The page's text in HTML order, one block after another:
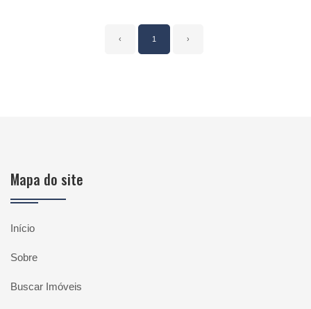
‹ 1 ›
Mapa do site
Início
Sobre
Buscar Imóveis